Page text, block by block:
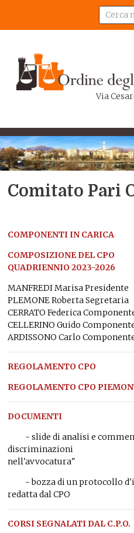
Via
Comitato Pari
COMPONENTI IN CARICA
COMPOSIZIONE DEL CPO
QUADRIENNIO 2023-2026
MANFREDI Marisa Presidente
PLEMONE Roberta Segretaria
CERRATO Federica
CELLERINO Guido
ARDISSONO Carlo
REGOLAMENTO CPO
REGOLAMENTO CPO
DOCUMENTI
-slide di analisi e
discriminazioni
nell'avvocatura"
- bozza di un protocollo
redatta dal CPO
CORSI SEGNALATI DAL C.P.O.